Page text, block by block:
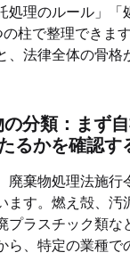
処理のルール」「
柱で整理できま
、法律全体の骨格
分類：まず自
るかを確認す
廃棄物処理法施行
ます。燃え殻、汚
プラスチック類な
ら、特定の業種で